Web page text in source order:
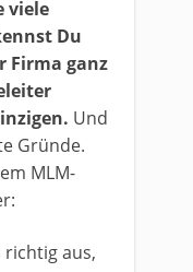
viele
Du
Firma ganz
Und
Gründe.
MLM-
aus,